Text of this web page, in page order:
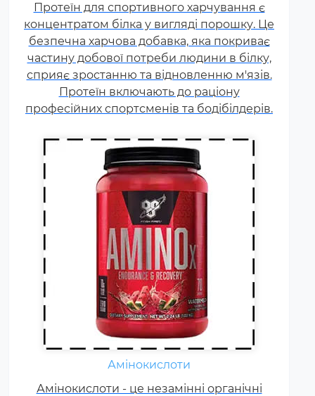
Протеїн для спортивного харчування є
концентратом білка у вигляді порошку. Це
безпечна харчова добавка, яка покриває
частину добової потреби людини в білку,
сприяє зростанню та відновленню м'язів.
Протеїн включають до раціону
професійних спортсменів та бодібілдерів.
Незбалансоване харчування,
підвищені спортивні
навантаження та стрес
призводять до дефіциту
амінокислот. Щоб заповнити
його можна приймати
спеціальні добавки.
Амінокислоти
Амінокислоти - це незамінні органічні
Жироспалювачі належать до
спортивних харчових добавок,